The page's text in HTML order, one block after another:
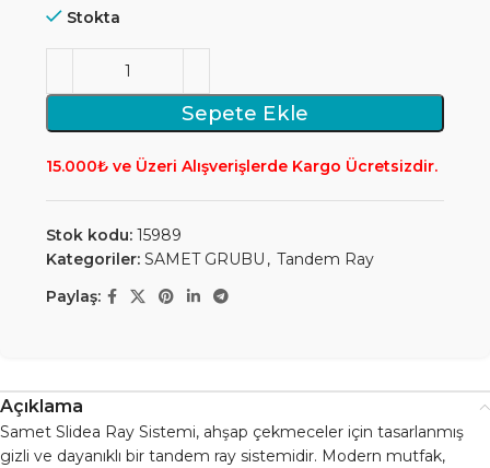
Stokta
Sepete Ekle
15.000₺ ve Üzeri Alışverişlerde Kargo Ücretsizdir.
Stok kodu: 15989
Kategoriler: SAMET GRUBU , Tandem Ray
Paylaş:
Açıklama
Samet Slidea Ray Sistemi, ahşap çekmeceler için tasarlanmış
gizli ve dayanıklı bir tandem ray sistemidir. Modern mutfak,